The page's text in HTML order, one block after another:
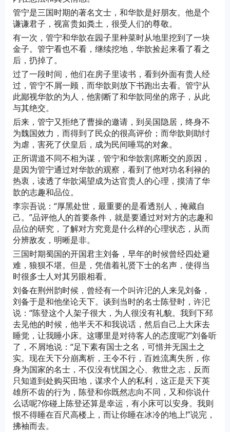
管宁是三国时期的著名文士，和华歆是好朋友。他是个
谦谦君子，视富贵如粪土，很受人们的尊敬。
有一次，管宁和华歆在园子里种菜时从地里挖到了一块
金子。管宁看也不看，继续挖地，华歆捡起来看了看之
后，扔掉了。
过了一段时间，他们在房子里读书，看到外面有贵人经
过，管宁不屑一顾，而华歆则放下书跑出去看。管宁从
此鄙视华歆的为人，他割断了和华歆同坐的席子，从此
与其绝交。
后来，管宁又拒绝了曹操的邀请，到吴国隐居，终身不
为魏国效力，而得到了民众的很高评价；而华歆则助纣
为虐，害死了伏皇后，成为民间唾骂的对象。
正所谓道不同不相为谋，管宁和华歆割席断交的原因，
是因为管宁通过对华歆的观察，看到了他对功名利禄的
热衷，读透了华歆渴望成为达官贵人的心理，摸清了华
歆的志趣和品位。
李宗吾说：“厚黑处世，最重要的是看透别人，掩藏自
己。”品评他人的首要条件，就是要通过对对方的志趣和
品位的研究，了解对方究竟是什么样的心理状态，从而
分辨敌友，明晰是非。
三国时期蜀国的开国君主刘备，早年的时候曾经四处避
难，狼狈不堪。但是，凭借着礼贤下士的名声，使得当
时很多士人对其另眼相看。
刘备在荆州韵时候，曾经有一个叫许汜的人来见刘备，
刘备于是和他坐论天下。谈到当时的名士陈登时，许汜
说：“陈登这个人架子很大，为人很没有礼貌。我到下邳
去见他的时候，他半天不和我说话，然后自己上大床去
睡觉，让我睡小床。这哪里是对待客人的态度呢?”刘备听
了，不屑地说：“足下素有国士之名，可惜并无国土之
实。现在天下分崩离析，王令不行，百姓流离失所，你
身为国家的名士，不仅没有忧国之心、救世之志，反而
只知道到处购买田地，谋求个人的私利，这正是天下英
雄所不齿的行为，陈登和你既然志向不同，又和你说什
么话呢?你碰上陈登还算是幸运，有小床可以安身。我则
恨不得睡在百尺高楼上，而让你睡在冰冷的地上!”说完，
拂袖而去。